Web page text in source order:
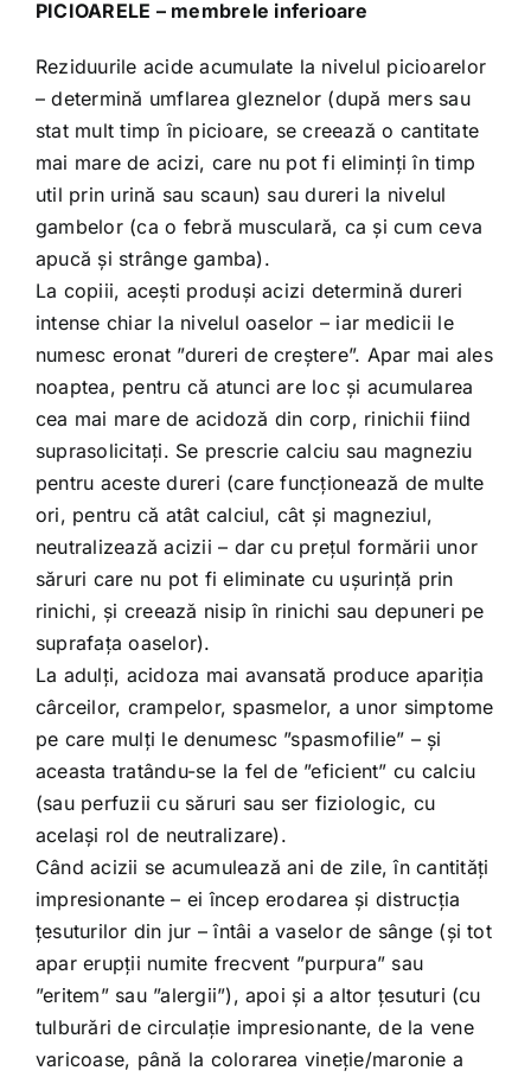
PICIOARELE – membrele inferioare
Reziduurile acide acumulate la nivelul picioarelor
– determină umflarea gleznelor (după mers sau
stat mult timp în picioare, se creează o cantitate
mai mare de acizi, care nu pot fi eliminți în timp
util prin urină sau scaun) sau dureri la nivelul
gambelor (ca o febră musculară, ca și cum ceva
apucă și strânge gamba).
La copiii, acești produși acizi determină dureri
intense chiar la nivelul oaselor – iar medicii le
numesc eronat ”dureri de creștere”. Apar mai ales
noaptea, pentru că atunci are loc și acumularea
cea mai mare de acidoză din corp, rinichii fiind
suprasolicitați. Se prescrie calciu sau magneziu
pentru aceste dureri (care funcționează de multe
ori, pentru că atât calciul, cât și magneziul,
neutralizează acizii – dar cu prețul formării unor
săruri care nu pot fi eliminate cu ușurință prin
rinichi, și creează nisip în rinichi sau depuneri pe
suprafața oaselor).
La adulți, acidoza mai avansată produce apariția
cârceilor, crampelor, spasmelor, a unor simptome
pe care mulți le denumesc ”spasmofilie” – și
aceasta tratându-se la fel de ”eficient” cu calciu
(sau perfuzii cu săruri sau ser fiziologic, cu
același rol de neutralizare).
Când acizii se acumulează ani de zile, în cantități
impresionante – ei încep erodarea și distrucția
țesuturilor din jur – întâi a vaselor de sânge (și tot
apar erupții numite frecvent ”purpura” sau
”eritem” sau ”alergii”), apoi și a altor țesuturi (cu
tulburări de circulație impresionante, de la vene
varicoase, până la colorarea vineție/maronie a